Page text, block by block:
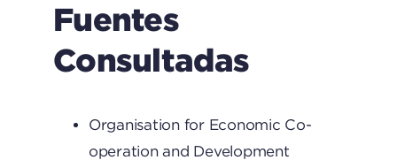
Fuentes
Consultadas
Organisation for Economic Co-
operation and Development